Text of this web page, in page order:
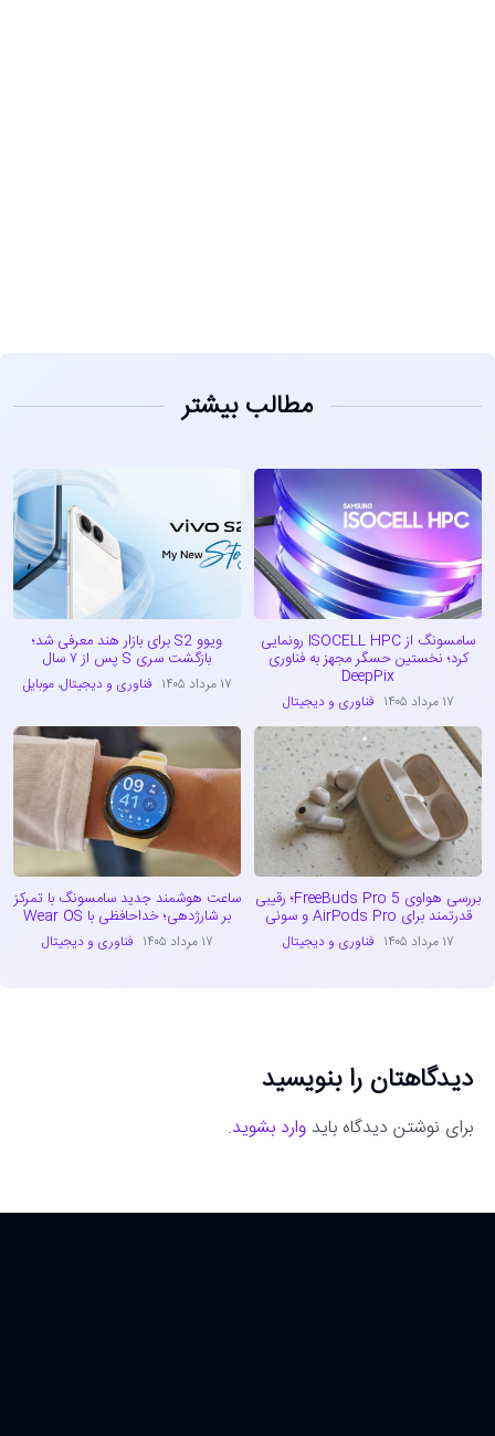
مطالب بیشتر
سامسونگ از ISOCELL HPC رونمایی
کرد؛ نخستین حسگر مجهز به فناوری
DeepPix
۱۷ مرداد ۱۴۰۵ فناوری و دیجیتال
ویوو S2 برای بازار هند معرفی شد؛
بازگشت سری S پس از ۷ سال
۱۷ مرداد ۱۴۰۵ فناوری و دیجیتال،موبایل
بررسی هواوی FreeBuds Pro 5؛ رقیبی
قدرتمند برای AirPods Pro و سونی
۱۷ مرداد ۱۴۰۵ فناوری و دیجیتال
ساعت هوشمند جدید سامسونگ با تمرکز
بر شارژدهی؛ خداحافظی با Wear OS
۱۷ مرداد ۱۴۰۵ فناوری و دیجیتال
دیدگاهتان را بنویسید
برای نوشتن دیدگاه باید وارد بشوید.